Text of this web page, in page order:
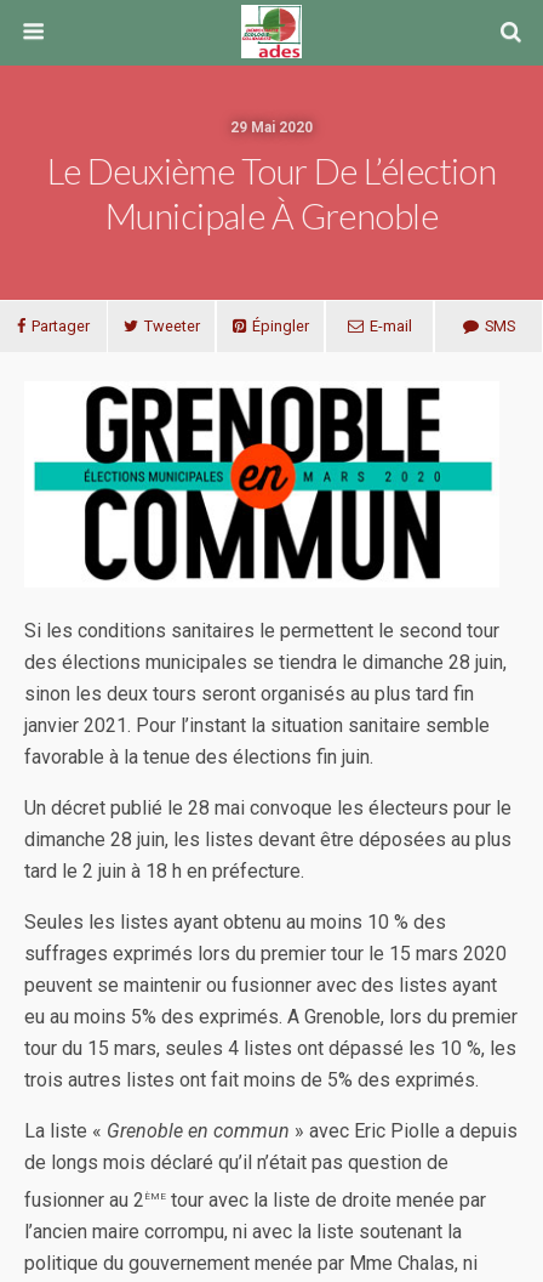
29 Mai 2020
Le Deuxième Tour De L’élection
Municipale À Grenoble
Partager Tweeter Épingler E-mail SMS
Si les conditions sanitaires le permettent le second tour
des élections municipales se tiendra le dimanche 28 juin,
sinon les deux tours seront organisés au plus tard fin
janvier 2021. Pour l’instant la situation sanitaire semble
favorable à la tenue des élections fin juin.
Un décret publié le 28 mai convoque les électeurs pour le
dimanche 28 juin, les listes devant être déposées au plus
tard le 2 juin à 18 h en préfecture.
Seules les listes ayant obtenu au moins 10 % des
suffrages exprimés lors du premier tour le 15 mars 2020
peuvent se maintenir ou fusionner avec des listes ayant
eu au moins 5% des exprimés. A Grenoble, lors du premier
tour du 15 mars, seules 4 listes ont dépassé les 10 %, les
trois autres listes ont fait moins de 5% des exprimés.
La liste « Grenoble en commun » avec Eric Piolle a depuis
de longs mois déclaré qu’il n’était pas question de
fusionner au 2ème tour avec la liste de droite menée par
l’ancien maire corrompu, ni avec la liste soutenant la
politique du gouvernement menée par Mme Chalas, ni